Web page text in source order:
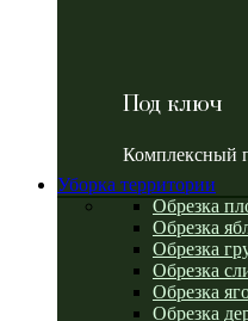
Под ключ
Комплексный
Уборка территории
Обрезка
Обрезка
Обрезка
Обрезка
Обрезка
Обрезка